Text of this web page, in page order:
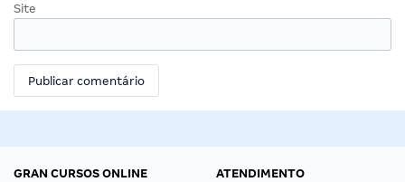
Site
GRAN CURSOS ONLINE
ATENDIMENTO